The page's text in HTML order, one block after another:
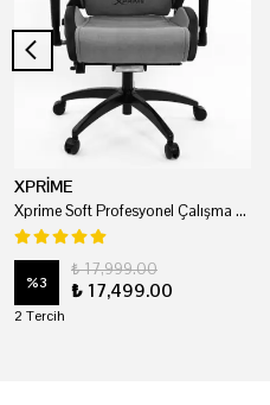
XPRİME
Xprime Soft Profesyonel Çalışma Ve Oyuncu Koltuğu
%3
₺ 17,999.00
₺ 17,499.00
2 Tercih